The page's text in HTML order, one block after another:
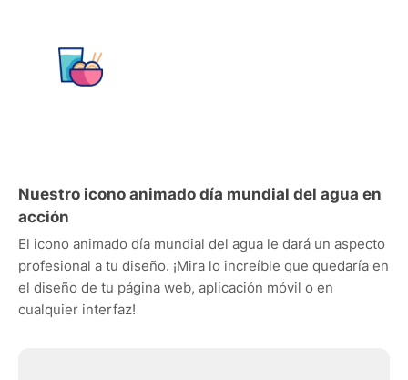
Nuestro icono animado día mundial del agua en
acción
El icono animado día mundial del agua le dará un aspecto
profesional a tu diseño. ¡Mira lo increíble que quedaría en
el diseño de tu página web, aplicación móvil o en
cualquier interfaz!